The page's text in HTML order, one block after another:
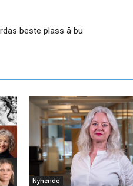
beste plass å bu
Nyhende